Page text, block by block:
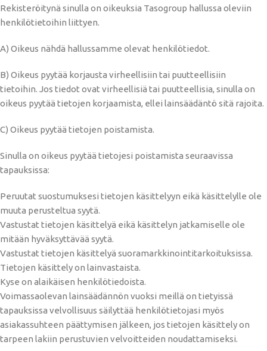
Rekisteröitynä sinulla on oikeuksia Tasogroup hallussa oleviin
henkilötietoihin liittyen.
A) Oikeus nähdä hallussamme olevat henkilötiedot.
B) Oikeus pyytää korjausta virheellisiin tai puutteellisiin
tietoihin. Jos tiedot ovat virheellisiä tai puutteellisia, sinulla on
oikeus pyytää tietojen korjaamista, ellei lainsäädäntö sitä rajoita.
C) Oikeus pyytää tietojen poistamista.
Sinulla on oikeus pyytää tietojesi poistamista seuraavissa
tapauksissa:
Peruutat suostumuksesi tietojen käsittelyyn eikä käsittelylle ole
muuta perusteltua syytä.
Vastustat tietojen käsittelyä eikä käsittelyn jatkamiselle ole
mitään hyväksyttävää syytä.
Vastustat tietojen käsittelyä suoramarkkinointitarkoituksissa.
Tietojen käsittely on lainvastaista.
Kyse on alaikäisen henkilötiedoista.
Voimassaolevan lainsäädännön vuoksi meillä on tietyissä
tapauksissa velvollisuus säilyttää henkilötietojasi myös
asiakassuhteen päättymisen jälkeen, jos tietojen käsittely on
tarpeen lakiin perustuvien velvoitteiden noudattamiseksi.